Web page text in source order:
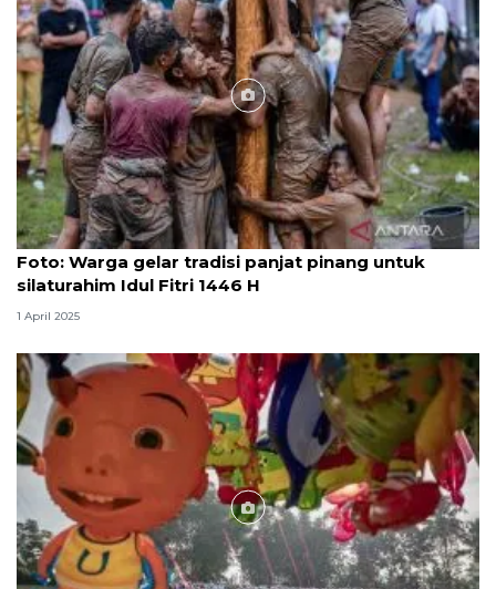
Foto
Foto: Warga gelar tradisi panjat pinang untuk
silaturahim Idul Fitri 1446 H
1 April 2025